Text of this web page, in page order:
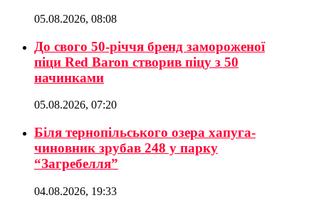
05.08.2026, 08:08
До свого 50-річчя бренд замороженої
піци Red Baron створив піцу з 50
начинками
05.08.2026, 07:20
Біля тернопільського озера хапуга-
чиновник зрубав 248 у парку
“Загребелля”
04.08.2026, 19:33